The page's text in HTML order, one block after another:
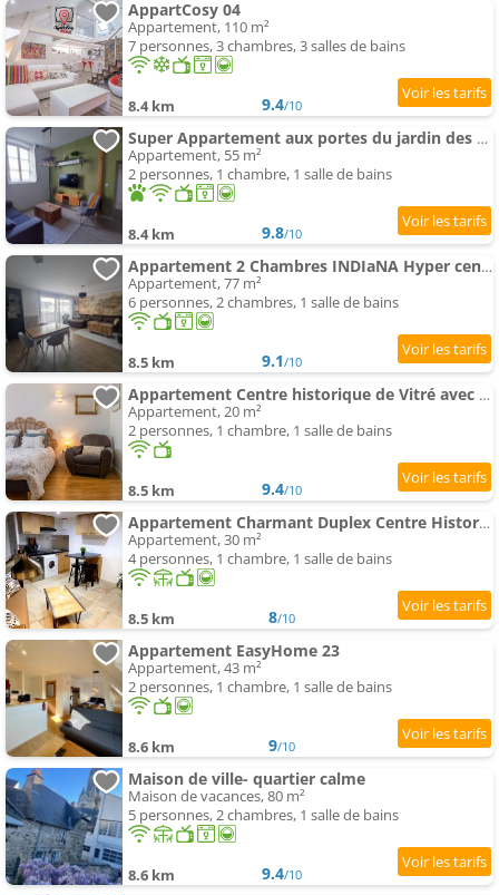
AppartCosy 04
Appartement, 110 m²
7 personnes, 3 chambres, 3 salles de bains
8.4 km 9.4/10
Super Appartement aux portes du jardin des plantes
Appartement, 55 m²
2 personnes, 1 chambre, 1 salle de bains
8.4 km 9.8/10
Appartement 2 Chambres INDIaNA Hyper centre
Appartement, 77 m²
6 personnes, 2 chambres, 1 salle de bains
8.5 km 9.1/10
Appartement Centre historique de Vitré avec garage
Appartement, 20 m²
2 personnes, 1 chambre, 1 salle de bains
8.5 km 9.4/10
Appartement Charmant Duplex Centre Historique Vitré
Appartement, 30 m²
4 personnes, 1 chambre, 1 salle de bains
8.5 km 8/10
Appartement EasyHome 23
Appartement, 43 m²
2 personnes, 1 chambre, 1 salle de bains
8.6 km 9/10
Maison de ville- quartier calme
Maison de vacances, 80 m²
5 personnes, 2 chambres, 1 salle de bains
8.6 km 9.4/10